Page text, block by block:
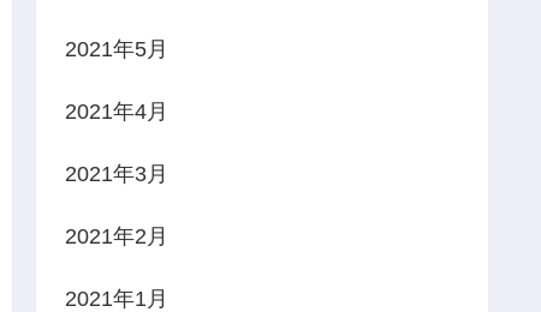
2021年5月
2021年4月
2021年3月
2021年2月
2021年1月